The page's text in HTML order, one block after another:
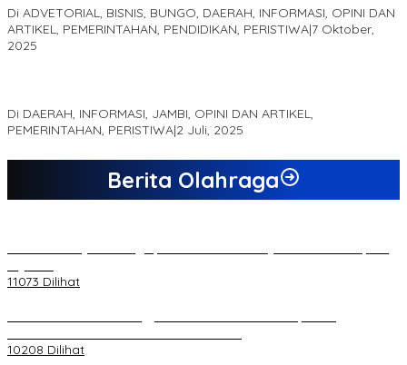
Di ADVETORIAL, BISNIS, BUNGO, DAERAH, INFORMASI, OPINI DAN
ARTIKEL, PEMERINTAHAN, PENDIDIKAN, PERISTIWA|7 Oktober,
2025
Di DAERAH, INFORMASI, JAMBI, OPINI DAN ARTIKEL,
PEMERINTAHAN, PERISTIWA|2 Juli, 2025
Berita Olahraga
11073 Dilihat
10208 Dilihat